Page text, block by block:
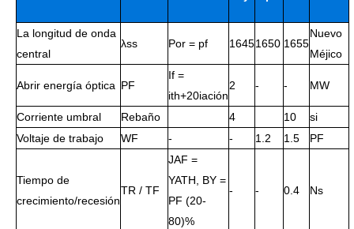
La longitud de onda
central
λss Por = pf 16451650 1655
Nuevo
Méjico
Abrir energía óptica PF
If =
ith+20iación
2 - - MW
Corriente umbral Rebaño 4 10
si
Voltaje de trabajo
WF - - 1.2 1.5 PF
Tiempo de
crecimiento/recesión
TR / TF
JAF =
YATH, BY =
PF (20-
80)%
- - 0.4 Ns